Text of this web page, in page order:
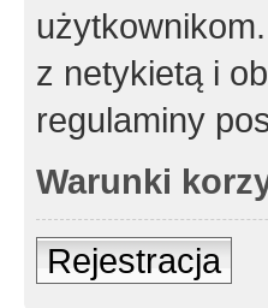
z netykietą i
regulaminy
Warunki
Rejestracja